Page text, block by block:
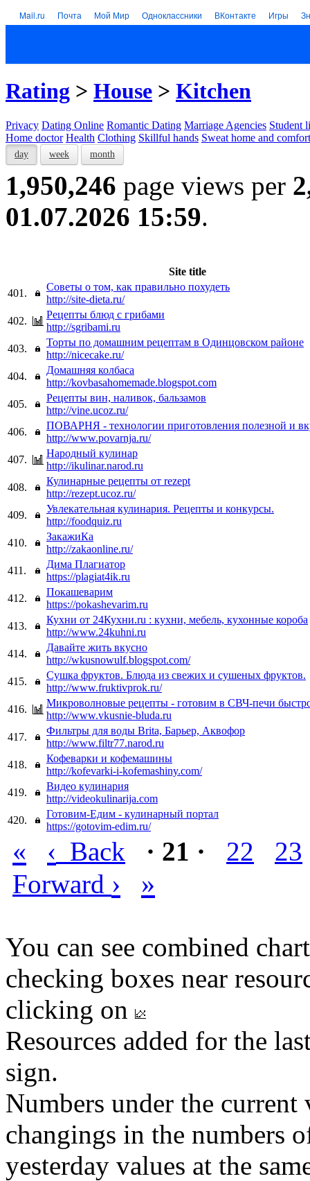
Mail.ru Почта Мой Мир Одноклассники ВКонтакте Игры
Rating > House > Kitchen
Privacy Dating Online Romantic Dating Marriage Agencies Student
Home doctor Health Clothing Skillful hands Sweat home and comfort
day week month
1,950,246 page views per
01.07.2026 15:59.
Site title
401.
Советы о том, как правильно похудеть
http://site-dieta.ru/
402.
Рецепты блюд с грибами
http://sgribami.ru
403.
Торты по домашним рецептам в Одинцовском районе
http://nicecake.ru/
404.
Домашняя колбаса
http://kovbasahomemade.blogspot.com
405.
Рецепты вин, наливок, бальзамов
http://vine.ucoz.ru/
406.
ПОВАРНЯ - технологии приготовления полезной и
http://www.povarnja.ru/
407.
Народный кулинар
http://ikulinar.narod.ru
408.
Кулинарные рецепты от rezept
http://rezept.ucoz.ru/
409.
Увлекательная кулинария. Рецепты и конкурсы.
http://foodquiz.ru
410.
ЗакажиКа
http://zakaonline.ru/
411.
Дима Плагиатор
https://plagiat4ik.ru
412.
Покашеварим
https://pokashevarim.ru
413.
Кухни от 24Кухни.ru : кухни, мебель, кухонные короба
http://www.24kuhni.ru
414.
Давайте жить вкусно
http://wkusnowulf.blogspot.com/
415.
Сушка фруктов. Блюда из свежих и сушеных фруктов.
http://www.fruktivprok.ru/
416.
Микроволновые рецепты - готовим в СВЧ-печи
http://www.vkusnie-bluda.ru
417.
Фильтры для воды Brita, Барьер, Аквофор
http://www.filtr77.narod.ru
418.
Кофеварки и кофемашины
http://kofevarki-i-kofemashiny.com/
419.
Видео кулинария
http://videokulinarija.com
420.
Готовим-Едим - кулинарный портал
https://gotovim-edim.ru/
« ‹ Back · 21 · 22
23
Forward › »
You can see combined
checking boxes near
clicking on
Resources added for the
sign.
Numbers under the
changings in the numbers
yesterday values at the